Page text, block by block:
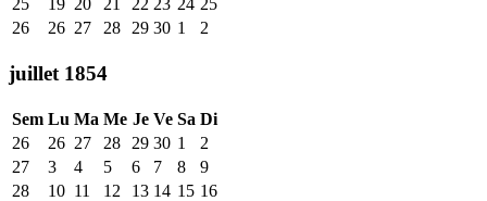
25
19 20 21 22 23 24 25
26
26 27 28 29 30 1 2
juillet 1854
Sem Lu Ma Me Je Ve Sa Di
26
26 27 28 29 30 1
2
27
3 4 5 6 7 8
9
28
10 11 12 13 14 15 16